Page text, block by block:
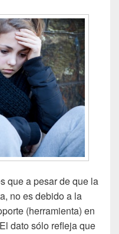
que a pesar de que la
no es debido a la
(herramienta) en
dato sólo refleja que